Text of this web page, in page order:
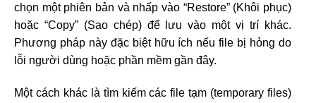
chọn một phiên bản và nhấp vào “Restore” (Khôi phục)
hoặc “Copy” (Sao chép) để lưu vào một vị trí khác.
Phương pháp này đặc biệt hữu ích nếu file bị hỏng do
lỗi người dùng hoặc phần mềm gần đây.
Một cách khác là tìm kiếm các file tạm (temporary files)